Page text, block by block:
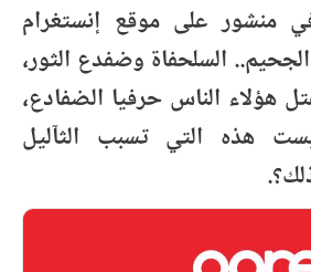
منشور على موقع إنستغرام
السلحفاة وضفدع الثور،
هؤلاء الناس حرفيا الضفادع،
هذه التي تسبب الثآليل